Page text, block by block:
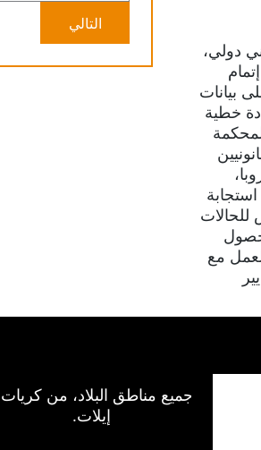
دولي،
بيانات
خطية
مع
التالي
نعمل في جميع مناطق البلاد، من
إيلات.